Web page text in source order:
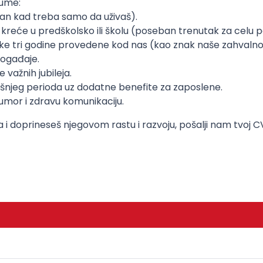
kad treba samo da uživaš).
u predškolsko ili školu (poseban trenutak za celu
tri godine provedene kod nas (kao znak naše
važnih jubileja.
perioda uz dodatne benefite za zaposlene.
i zdravu komunikaciju.
doprineseš njegovom rastu i razvoju, pošalji nam tvoj